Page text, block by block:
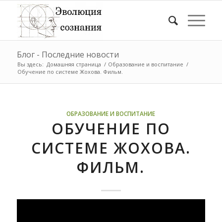
Блог - Последние новости
Вы здесь: Домашняя страница / Образование и воспитание /
Обучение по системе Жохова. Фильм.
ОБРАЗОВАНИЕ И ВОСПИТАНИЕ
ОБУЧЕНИЕ ПО
СИСТЕМЕ ЖОХОВА.
ФИЛЬМ.